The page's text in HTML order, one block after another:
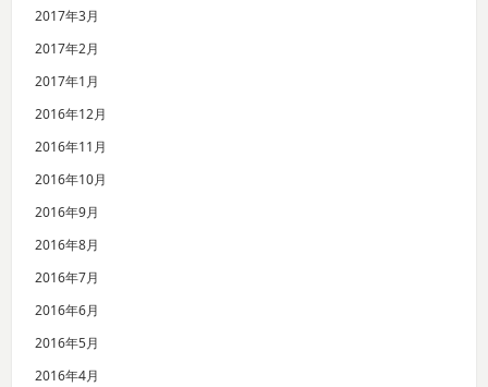
2017年3月
2017年2月
2017年1月
2016年12月
2016年11月
2016年10月
2016年9月
2016年8月
2016年7月
2016年6月
2016年5月
2016年4月